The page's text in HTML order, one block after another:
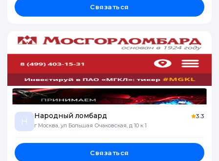
Связаться
Н
Народный ломбард
г Москва, ул Большая Очаковская, д 10 к 1
3.3
Связаться